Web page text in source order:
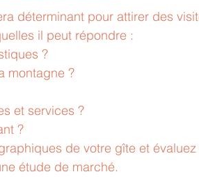
déterminant pour attirer des
il peut répondre :
?
montagne ?
et services ?
?
de votre gîte et
étude de marché.